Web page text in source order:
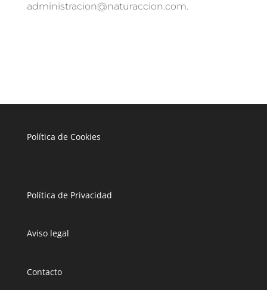
administracion@naturaccion.com.
Política de Cookies
Política de Privacidad
Aviso legal
Contacto